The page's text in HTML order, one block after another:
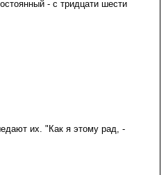
- с тридцати шести
их. "Как я этому рад, -